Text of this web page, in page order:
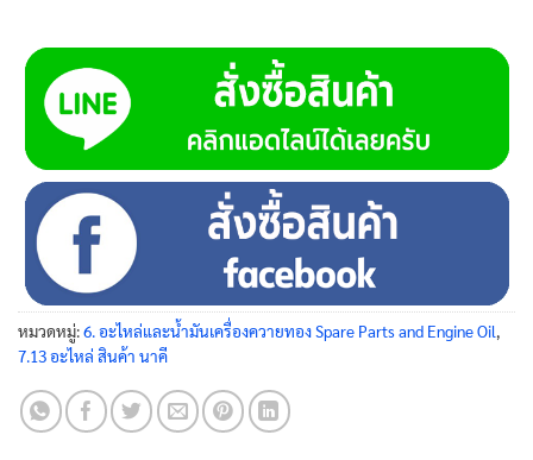
หมวดหมู่:6. อะไหล่และน้ำมันเครื่องควายทอง Spare Parts and Engine Oil
7.13 อะไหล่ สินค้า นาคี